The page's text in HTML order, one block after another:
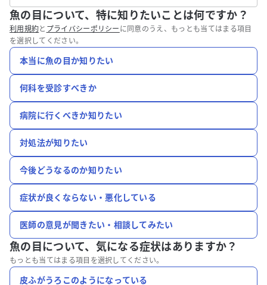
魚の目について、特に知りたいことは何ですか？
利用規約と プライバシーポリシー に同意のうえ、もっとも当てはまる項目
を選択してください。
本当に魚の目か知りたい
何科を受診すべきか
病院に行くべきか知りたい
対処法が知りたい
今後どうなるのか知りたい
症状が良くならない・悪化している
医師の意見が聞きたい・相談してみたい
魚の目について、 気になる症状はありますか？
もっとも当てはまる項目を選択してください。
皮ふがうろこのようになっている